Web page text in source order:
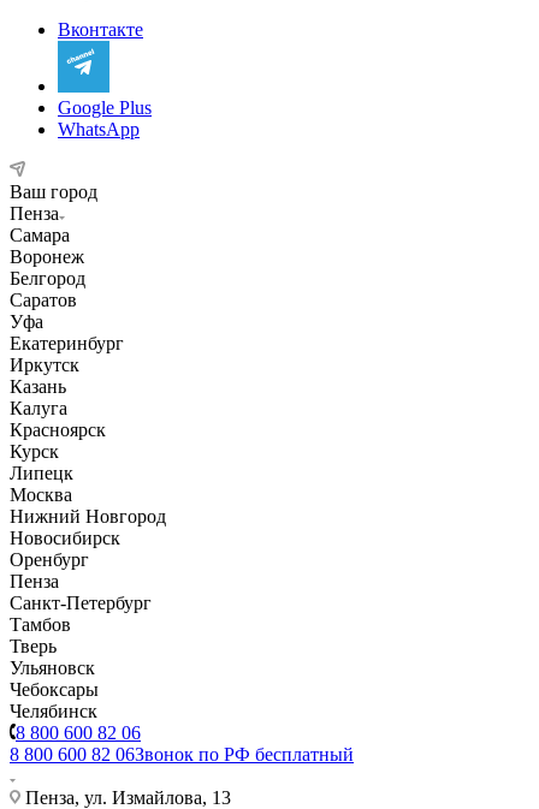
Вконтакте
Google Plus
WhatsApp
Ваш город
Пенза
Самара
Воронеж
Белгород
Саратов
Уфа
Екатеринбург
Иркутск
Казань
Калуга
Красноярск
Курск
Липецк
Москва
Нижний Новгород
Новосибирск
Оренбург
Пенза
Санкт-Петербург
Тамбов
Тверь
Ульяновск
Чебоксары
Челябинск
8 800 600 82 06
8 800 600 82 06Звонок по РФ бесплатный
Пенза, ул. Измайлова, 13